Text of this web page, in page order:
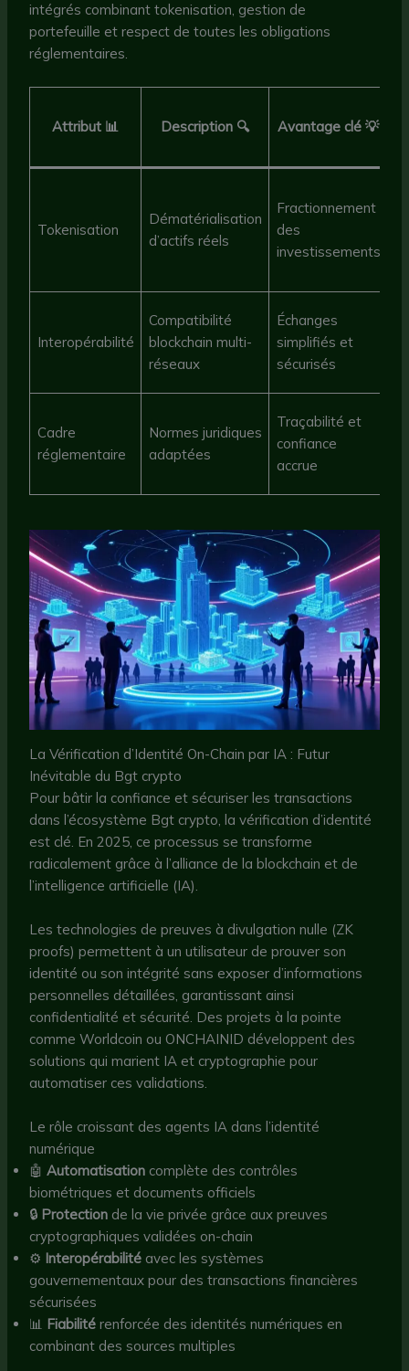
intégrés combinant tokenisation, gestion de
portefeuille et respect de toutes les obligations
réglementaires.
Attribut 📊 Description 🔍 Avantage clé 💡
Tokenisation
Dématérialisation
d’actifs réels
Fractionnement
des
investissements
Interopérabilité
Compatibilité
blockchain multi-
réseaux
Échanges
simplifiés et
sécurisés
Cadre
réglementaire
Normes juridiques
adaptées
Traçabilité et
confiance
accrue
La Vérification d’Identité On-Chain par IA : Futur
Inévitable du Bgt crypto
Pour bâtir la confiance et sécuriser les transactions
dans l’écosystème Bgt crypto, la vérification d’identité
est clé. En 2025, ce processus se transforme
radicalement grâce à l’alliance de la blockchain et de
l’intelligence artificielle (IA).
Les technologies de preuves à divulgation nulle (ZK
proofs) permettent à un utilisateur de prouver son
identité ou son intégrité sans exposer d’informations
personnelles détaillées, garantissant ainsi
confidentialité et sécurité. Des projets à la pointe
comme Worldcoin ou ONCHAINID développent des
solutions qui marient IA et cryptographie pour
automatiser ces validations.
Le rôle croissant des agents IA dans l’identité
numérique
🤖Automatisation complète des contrôles
biométriques et documents officiels
🔒 Protection de la vie privée grâce aux preuves
cryptographiques validées on-chain
⚙️ Interopérabilité avec les systèmes
gouvernementaux pour des transactions financières
sécurisées
📊 Fiabilité renforcée des identités numériques en
combinant des sources multiples